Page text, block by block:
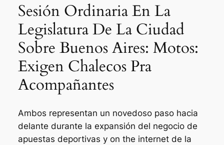
Sesión Ordinaria En La
Legislatura De La Ciudad
Sobre Buenos Aires: Motos:
Exigen Chalecos Pra
Acompañantes
Ambos representan un novedoso paso hacia
delante durante la expansión del negocio de
apuestas deportivas y on the internet de la